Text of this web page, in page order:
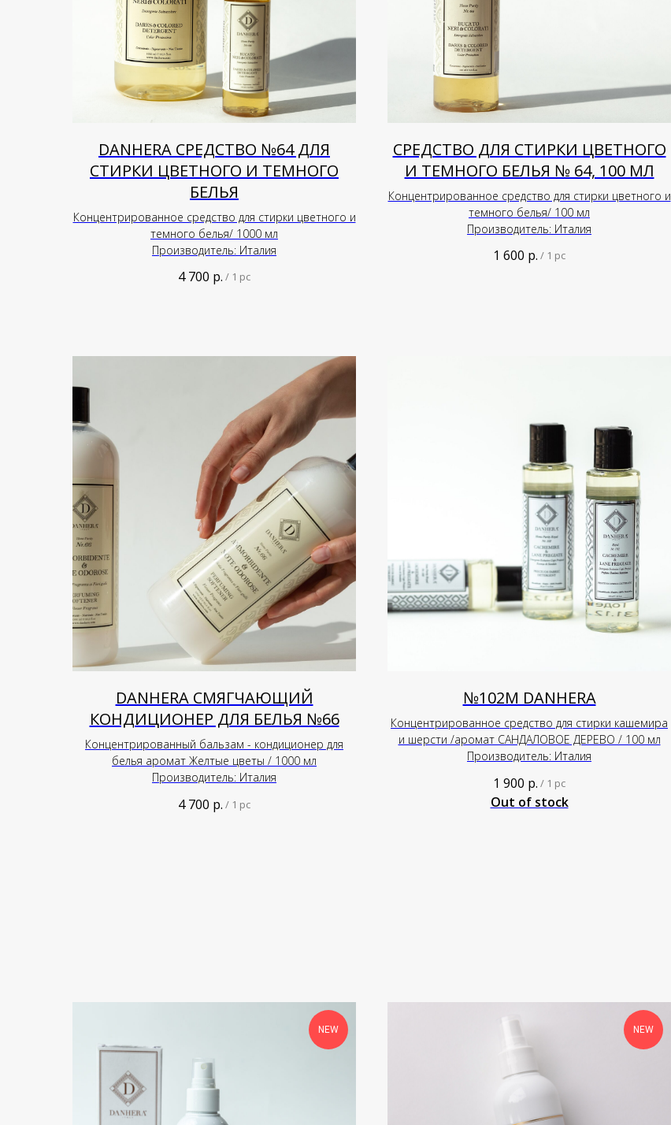
DANHERA СРЕДСТВО №64 ДЛЯ
СТИРКИ ЦВЕТНОГО И ТЕМНОГО
БЕЛЬЯ
Концентрированное средство для стирки цветного и
темного белья/ 1000 мл
Производитель: Италия
4 700 р. / 1 pc
СРЕДСТВО ДЛЯ СТИРКИ ЦВЕТНОГО
И ТЕМНОГО БЕЛЬЯ № 64, 100 МЛ
Концентрированное средство для стирки цветного и
темного белья/ 100 мл
Производитель: Италия
1 600 р. / 1 pc
DANHERA СМЯГЧАЮЩИЙ
КОНДИЦИОНЕР ДЛЯ БЕЛЬЯ №66
Концентрированный бальзам - кондиционер для
белья аромат Желтые цветы / 1000 мл
Производитель: Италия
4 700 р. / 1 pc
№102М DANHERA
Концентрированное средство для стирки кашемира
и шерсти /аромат САНДАЛОВОЕ ДЕРЕВО / 100 мл
Производитель: Италия
1 900 р. / 1 pc
Out of stock
NEW NEW